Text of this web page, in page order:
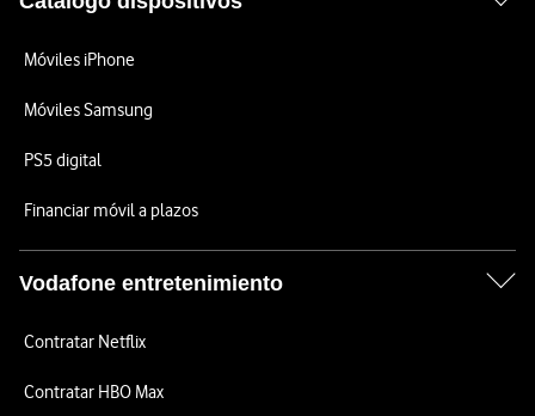
Móviles iPhone
Móviles Samsung
PS5 digital
Financiar móvil a plazos
Vodafone entretenimiento
Contratar Netflix
Contratar HBO Max